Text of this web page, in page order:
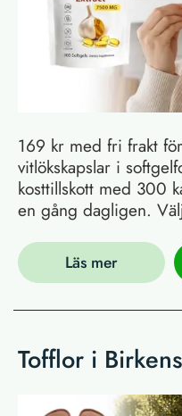
169 kr med fri frakt
vitlökskapslar i
kosttillskott med 300
en gång dagligen.
Läs mer
Tofflor i